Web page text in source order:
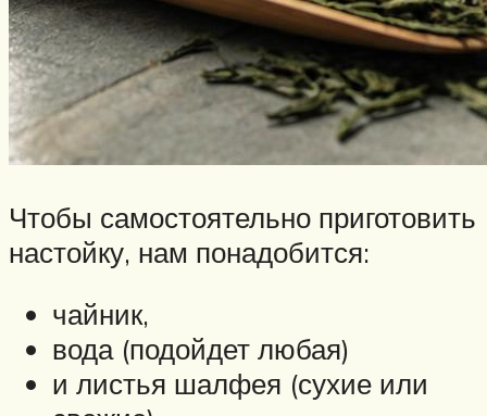
Чтобы самостоятельно приготовить
настойку, нам понадобится:
чайник,
вода (подойдет любая)
и листья шалфея (сухие или